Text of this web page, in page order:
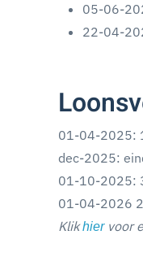
05-06-
22-04-
01-04-2025:
dec-2025:
01-10-2025:
01-04-2026
Klikhiervoor